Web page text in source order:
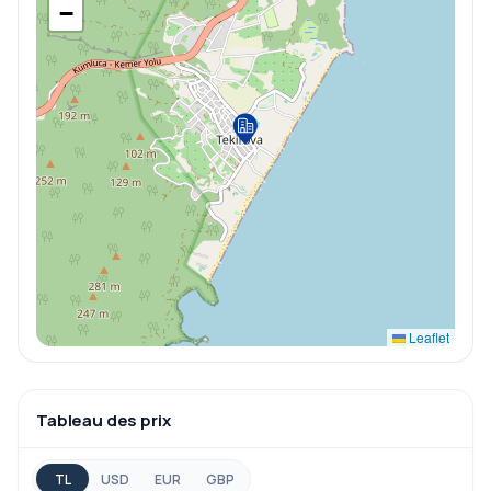
−
Leaflet
Tableau des prix
TL USD EUR GBP